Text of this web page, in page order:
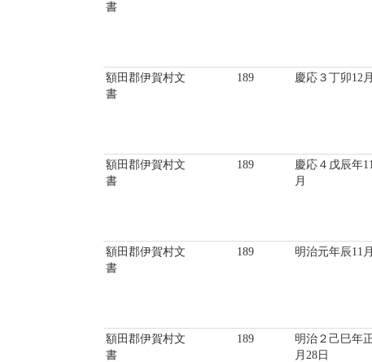
書
額田郡伊賀村文
書
189 慶応３丁卯12月
額田郡伊賀村文
書
189
慶応４戊辰年
月
額田郡伊賀村文
書
189 明治元年辰11月
額田郡伊賀村文
書
189
明治２己巳年
月28日